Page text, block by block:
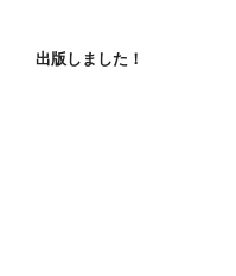
出版しました！